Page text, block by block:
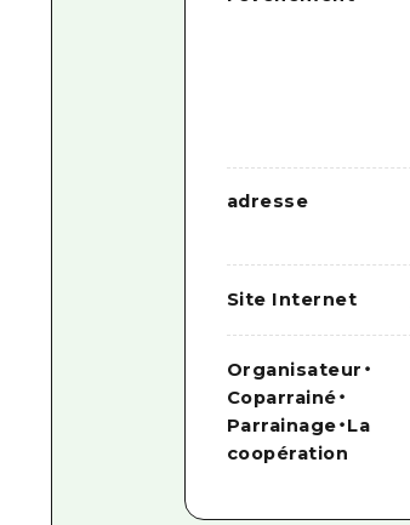
adresse
Site Internet
Organisateur ・
Coparrainé・
Parrainage・La
coopération